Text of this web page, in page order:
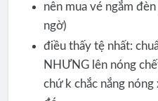
nên mua vé ngắm
ngờ)
điều thấy tệ nhất:
NHƯNG lên nóng
chứ k chắc nắng